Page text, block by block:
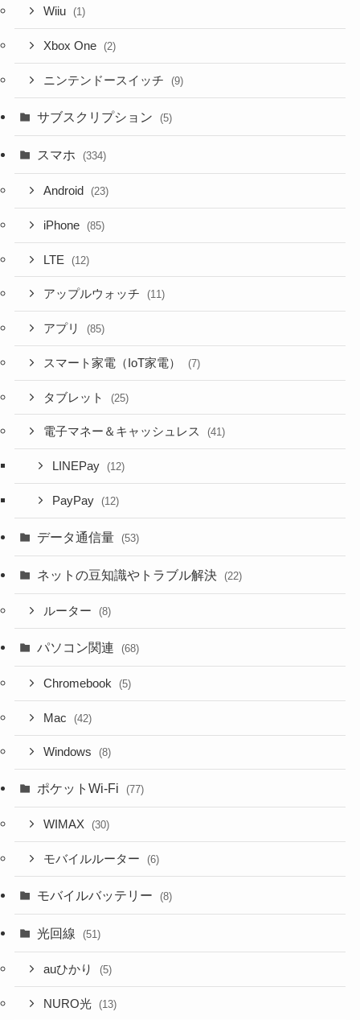
Wiiu (1)
Xbox One (2)
ニンテンドースイッチ (9)
サブスクリプション (5)
スマホ (334)
Android (23)
iPhone (85)
LTE (12)
アップルウォッチ (11)
アプリ (85)
スマート家電（IoT家電） (7)
タブレット (25)
電子マネー＆キャッシュレス (41)
LINEPay (12)
PayPay (12)
データ通信量 (53)
ネットの豆知識やトラブル解決 (22)
ルーター (8)
パソコン関連 (68)
Chromebook (5)
Mac (42)
Windows (8)
ポケットWi-Fi (77)
WIMAX (30)
モバイルルーター (6)
モバイルバッテリー (8)
光回線 (51)
auひかり (5)
NURO光 (13)